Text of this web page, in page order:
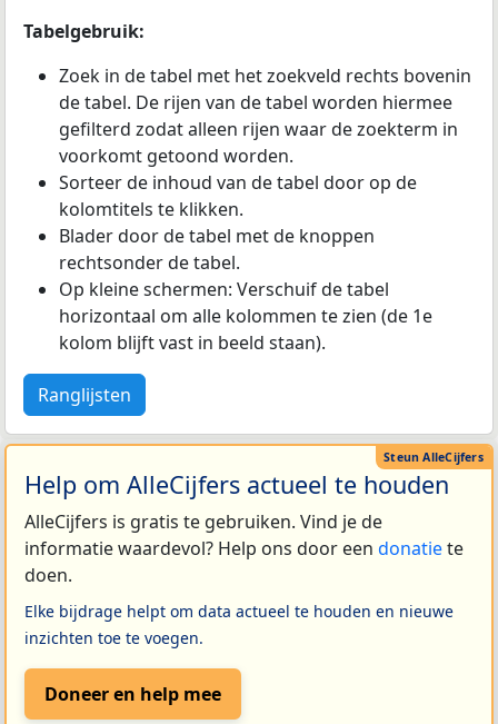
Tabelgebruik:
Zoek in de tabel met het zoekveld rechts bovenin
de tabel. De rijen van de tabel worden hiermee
gefilterd zodat alleen rijen waar de zoekterm in
voorkomt getoond worden.
Sorteer de inhoud van de tabel door op de
kolomtitels te klikken.
Blader door de tabel met de knoppen
rechtsonder de tabel.
Op kleine schermen: Verschuif de tabel
horizontaal om alle kolommen te zien (de 1e
kolom blijft vast in beeld staan).
Ranglijsten
Help om AlleCijfers actueel te houden
AlleCijfers is gratis te gebruiken. Vind je de
informatie waardevol? Help ons door een donatiete
doen.
Elke bijdrage helpt om data actueel te houden en nieuwe
inzichten toe te voegen.
Doneer en help mee